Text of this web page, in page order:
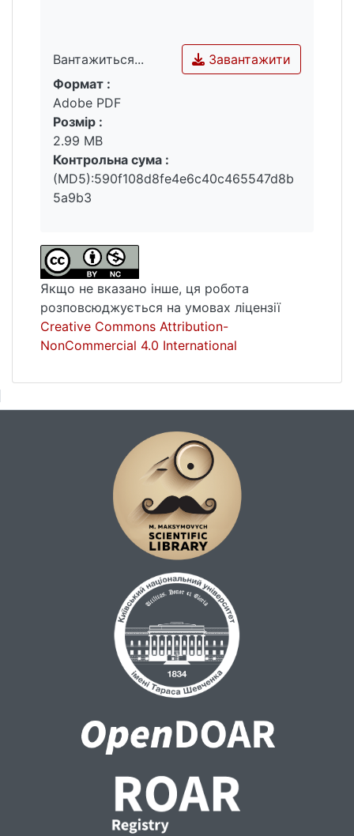
Вантажиться...
Вантажиться...
Завантажити
Формат :
Adobe PDF
Розмір :
2.99 MB
Контрольна сума :
(MD5):590f108d8fe4e6c40c465547d8b
5a9b3
Якщо не вказано інше, ця робота
розповсюджується на умовах ліцензії
Creative Commons Attribution-
NonCommercial 4.0 International